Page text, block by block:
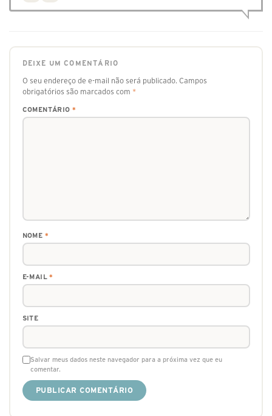
DEIXE UM COMENTÁRIO
O seu endereço de e-mail não será publicado. Campos
obrigatórios são marcados com *
COMENTÁRIO *
NOME *
E-MAIL*
SITE
Salvar meus dados neste navegador para a próxima vez que eu
comentar.